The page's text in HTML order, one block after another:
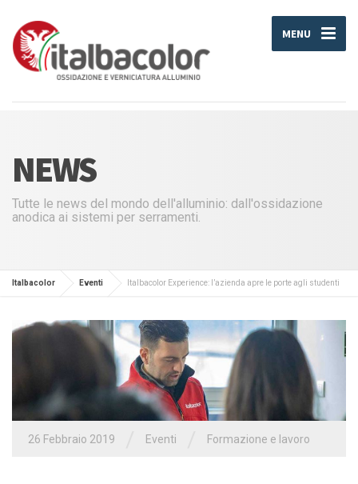
MENU
NEWS
Tutte le news del mondo dell'alluminio: dall'ossidazione
anodica ai sistemi per serramenti.
Italbacolor Eventi Italbacolor Experience: l’azienda apre le porte agli studenti
26 Febbraio 2019 Eventi Formazione e lavoro